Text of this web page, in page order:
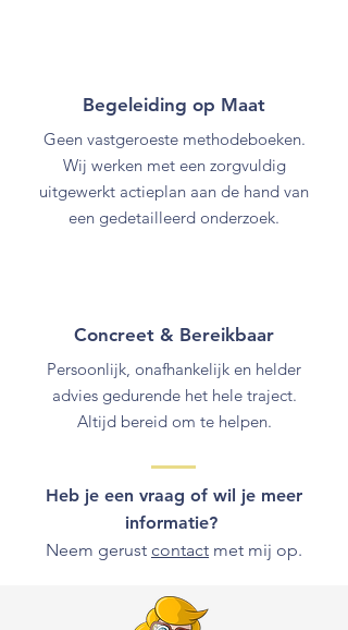
Begeleiding op Maat
Geen vastgeroeste methodeboeken.
Wij werken met een zorgvuldig
uitgewerkt actieplan aan de hand van
een gedetailleerd onderzoek.
Concreet & Bereikbaar
Persoonlijk, onafhankelijk en helder
advies gedurende het hele traject.
Altijd bereid om te helpen.
Heb je een vraag of wil je meer
informatie?
Neem gerust contact met mij op.